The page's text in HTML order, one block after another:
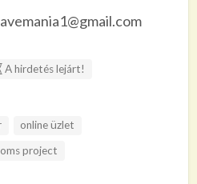
A hirdetés lejárt!
online üzlet
project